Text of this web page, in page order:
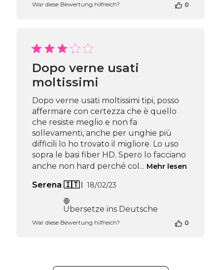
Inhabers
Team
am
16
2026
War diese Bewertung hilfreich? 0
Dopo verne usati
moltissimi
Dopo verne usati moltissimi tipi, posso
affermare con certezza che è quello
che resiste meglio e non fa
sollevamenti, anche per unghie più
difficili lo ho trovato il migliore. Lo uso
sopra le basi fiber HD. Spero lo facciano
anche non hard perché col... Mehr lesen
Serena 🇮🇹 Veröffentlichungsdatum
18/02/23
Übersetze ins Deutsche
War diese Bewertung hilfreich? 0